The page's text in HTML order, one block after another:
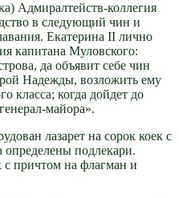
Адмиралтейств-коллегия
в следующий чин и
Екатерина II лично
капитана Муловского:
да объявит себе чин
Надежды, возложить ему
класса; когда дойдет до
майора».
лазарет на сорок коек с
определены подлекари.
причтом на флагман и